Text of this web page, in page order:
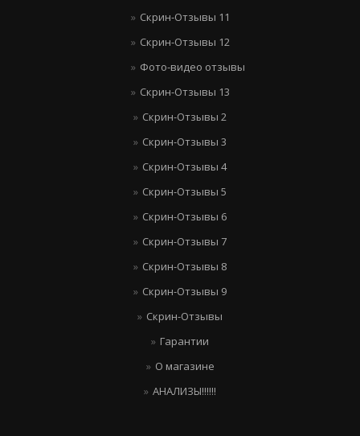
Скрин-Отзывы 11
Скрин-Отзывы 12
Фото-видео отзывы
Скрин-Отзывы 13
Скрин-Отзывы 2
Скрин-Отзывы 3
Скрин-Отзывы 4
Скрин-Отзывы 5
Скрин-Отзывы 6
Скрин-Отзывы 7
Скрин-Отзывы 8
Скрин-Отзывы 9
Скрин-Отзывы
Гарантии
О магазине
АНАЛИЗЫ!!!!!!